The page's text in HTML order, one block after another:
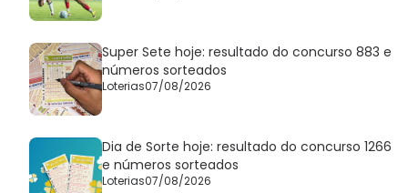
Super Sete hoje: resultado do concurso 883 e
números sorteados
Loterias07/08/2026
Dia de Sorte hoje: resultado do concurso 1266
e números sorteados
Loterias07/08/2026